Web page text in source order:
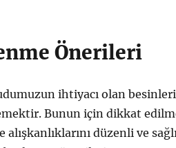
Önerileri
ihtiyacı olan
Bunun için dikkat
düzenli ve